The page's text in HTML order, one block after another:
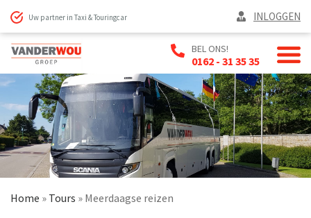
Uw partner in Taxi & Touringcar INLOGGEN
BEL ONS!
0162 - 31 35 35
Home » Tours » Meerdaagse reizen